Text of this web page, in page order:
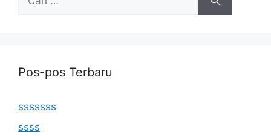
Pos-pos Terbaru
sssssss
ssss